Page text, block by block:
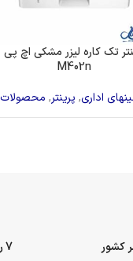
تک کاره لیزر مشکی اچ پی
M402n
اداری, پرینتر, محصولات
کشور 7 روز ضمانت بازگشت وجه